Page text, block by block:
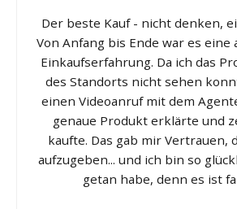
Der beste Kauf - nicht denken,
Von Anfang bis Ende war es eine
Einkaufserfahrung. Da ich das
des Standorts nicht sehen
einen Videoanruf mit dem
genaue Produkt erklärte und
kaufte. Das gab mir Vertrauen,
aufzugeben... und ich bin so
getan habe, denn es ist